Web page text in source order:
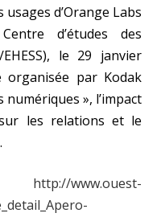
d’Orange Labs
d’études des
le 29 janvier
organisée par Kodak
numériques », l’impact
les relations et le
http://www.ouest-